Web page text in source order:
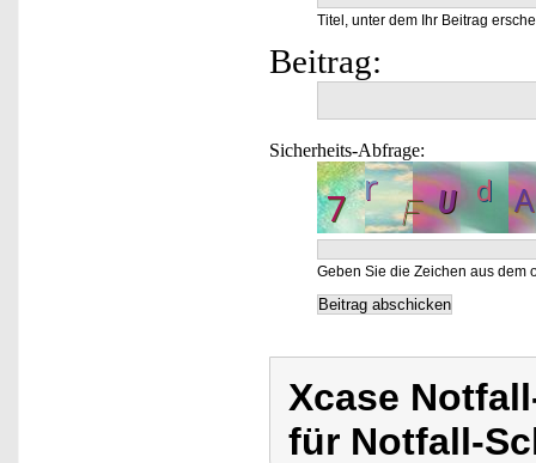
Titel, unter dem Ihr Beitrag
Beitrag:
Sicherheits-Abfrage:
Geben Sie die Zeichen aus dem
Xcase
für Notfall-